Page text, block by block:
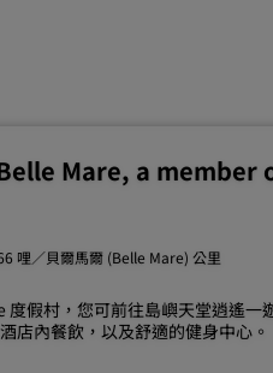
Mare, a member
哩／貝爾馬爾 (Belle Mare) 公里
假村，您可前往島嶼天堂逍遙一
店內餐飲，以及舒適的健身中心。